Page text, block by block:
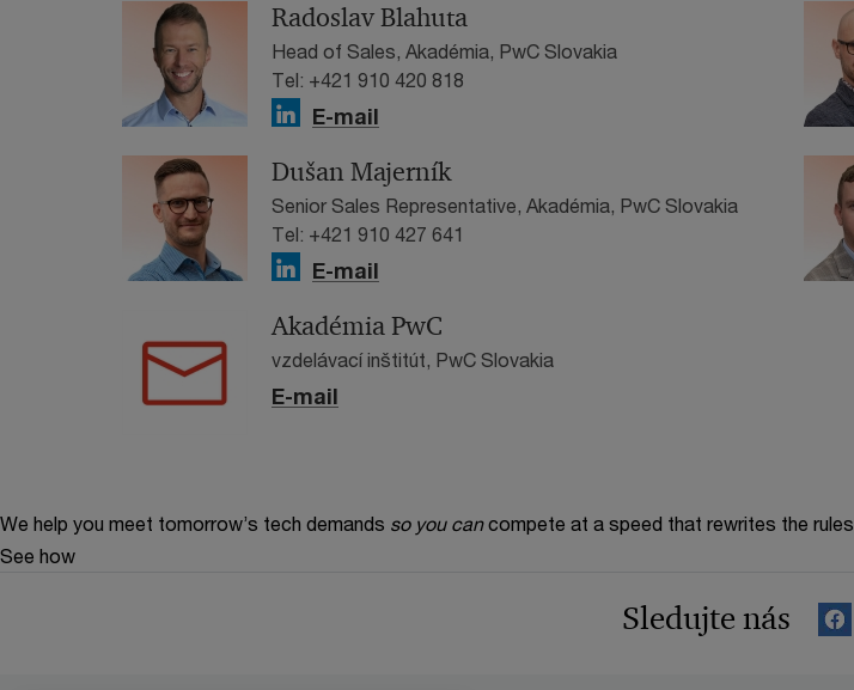
Radoslav Blahuta
Head of Sales, Akadémia, PwC Slovakia
Tel: +421 910 420 818
E-mail
Dušan Majerník
Senior Sales Representative, Akadémia, PwC Slovakia
Tel: +421 910 427 641
E-mail
Akadémia PwC
vzdelávací inštitút, PwC Slovakia
E-mail
We help you meet tomorrow’s tech demands so you can compete at a speed that rewrites the rules
See how
Sledujte nás